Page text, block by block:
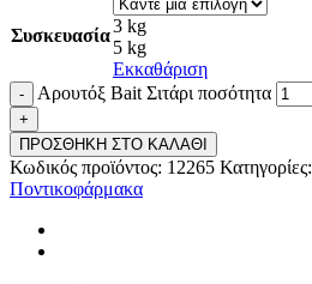
Συσκευασία3 kg
5 kg
Εκκαθάριση
Αρουτόξ Bait Σιτάρι ποσότητα
ΠΡΟΣΘΗΚΗ ΣΤΟ ΚΑΛΑΘΙ
Κωδικός προϊόντος: 12265 Κατηγορίες:
Ποντικοφάρμακα